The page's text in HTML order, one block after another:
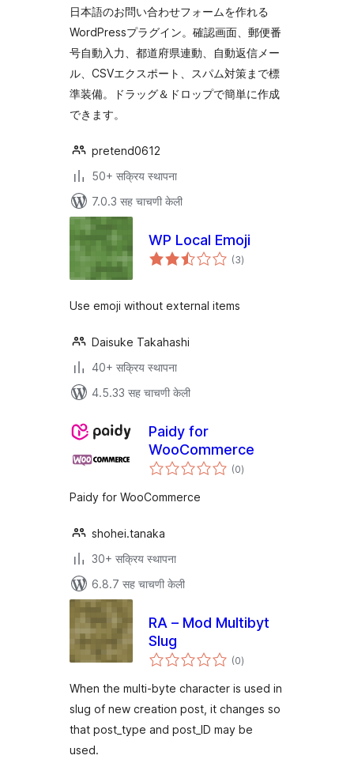
日本語のお問い合わせフォームを作れる
WordPressプラグイン。確認画面、郵便番
号自動入力、都道府県連動、自動返信メー
ル、CSVエクスポート、スパム対策まで標
準装備。ドラッグ＆ドロップで簡単に作成
できます。
pretend0612
50+ सक्रिय स्थापना
7.0.3 सह चाचणी केली
WP Local Emoji
(3एकूण
मूल्यांकन
)
Use emoji without external items
Daisuke Takahashi
40+ सक्रिय स्थापना
4.5.33 सह चाचणी केली
Paidy for
WooCommerce
(0एकूण
मूल्यांकन
)
Paidy for WooCommerce
shohei.tanaka
30+ सक्रिय स्थापना
6.8.7 सह चाचणी केली
RA – Mod Multibyt
Slug
(0एकूण
मूल्यांकन
)
When the multi-byte character is used in
slug of new creation post, it changes so
that post_type and post_ID may be
used.